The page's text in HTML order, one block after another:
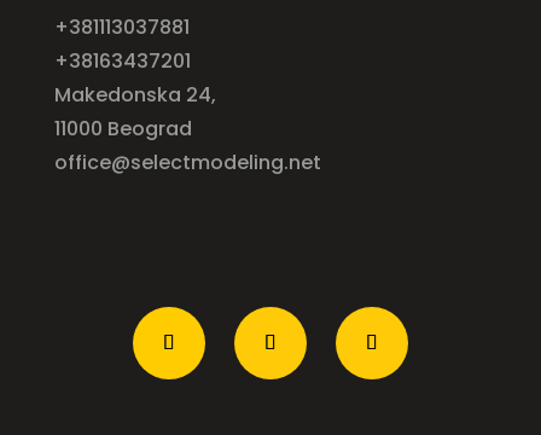
+381113037881
+38163437201
Makedonska 24,
11000 Beograd
office@selectmodeling.net